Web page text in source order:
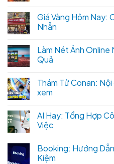
Giá Vàng Hôm Nay:
Nhẫn
Làm Nét Ảnh Online
Quả
Thám Tử Conan:
xem
AI Hay: Tổng Hợp
Việc
Booking: Hướng
Kiệm